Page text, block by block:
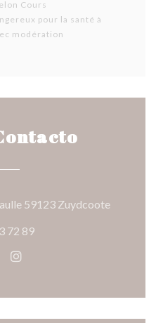
Cours
pour la santé à
modération
59123 Zuydcoote((abre en
72 89
((abre en una nueva
Instagram ((abre en una